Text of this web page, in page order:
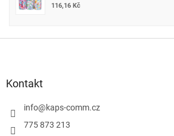
116,16 Kč
Kontakt
info@kaps-comm.cz
775 873 213